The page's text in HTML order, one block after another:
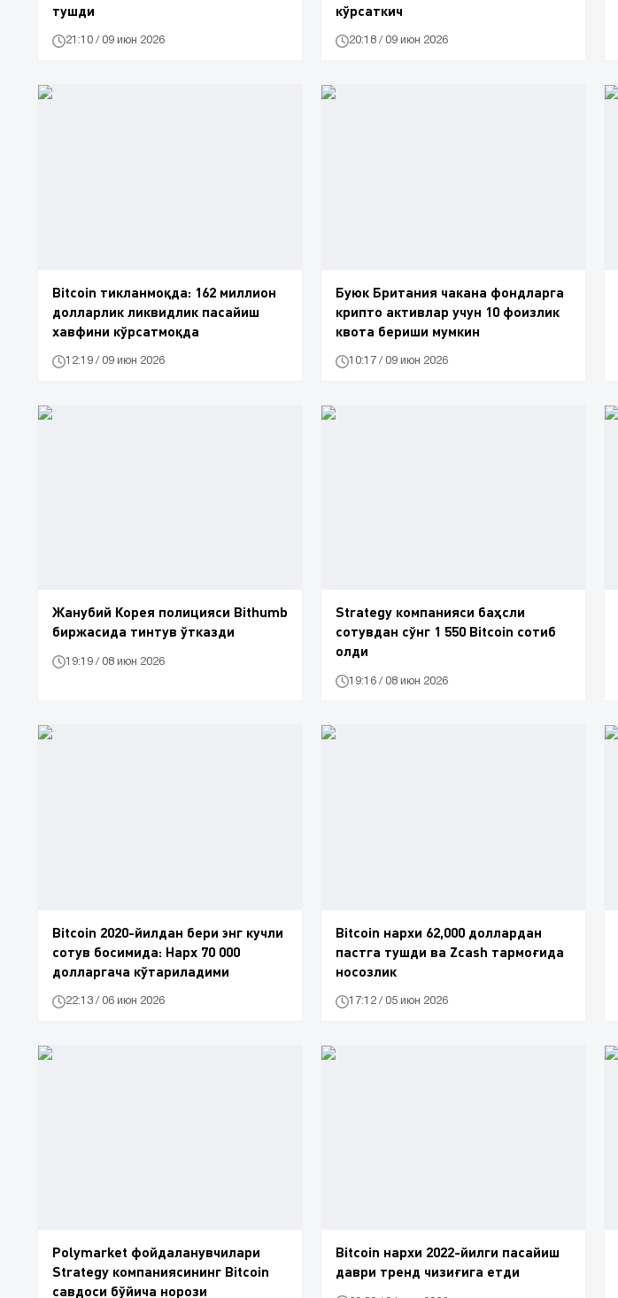
тушди
21:10 / 09 июн 2026
кўрсаткич
20:18 / 09 июн 2026
Bitcoin тикланмоқда: 162 миллион
долларлик ликвидлик пасайиш
хавфини кўрсатмоқда
12:19 / 09 июн 2026
Буюк Британия чакана фондларга
крипто активлар учун 10 фоизлик
квота бериши мумкин
10:17 / 09 июн 2026
Жанубий Корея полицияси Bithumb
биржасида тинтув ўтказди
19:19 / 08 июн 2026
Strategy компанияси баҳсли
сотувдан сўнг 1 550 Bitcoin сотиб
олди
19:16 / 08 июн 2026
Bitcoin 2020-йилдан бери энг кучли
сотув босимида: Нарх 70 000
долларгача кўтариладими
22:13 / 06 июн 2026
Bitcoin нархи 62,000 доллардан
пастга тушди ва Zcash тармоғида
носозлик
17:12 / 05 июн 2026
Polymarket фойдаланувчилари
Strategy компаниясининг Bitcoin
савдоси бўйича норози
Bitcoin нархи 2022-йилги пасайиш
даври тренд чизиғига етди